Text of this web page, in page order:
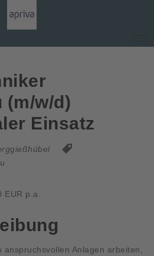
(m/w/d)
Einsatz
p.a.
Anlagen arbeiten,